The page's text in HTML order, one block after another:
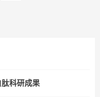
科研成果